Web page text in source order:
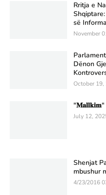
Rritja e
së
November
Dënon
October 19,
"𝐌𝐚𝐥𝐥𝐤𝐢𝐦"
July 12,
Shenjat
mbushur
4/23/2016